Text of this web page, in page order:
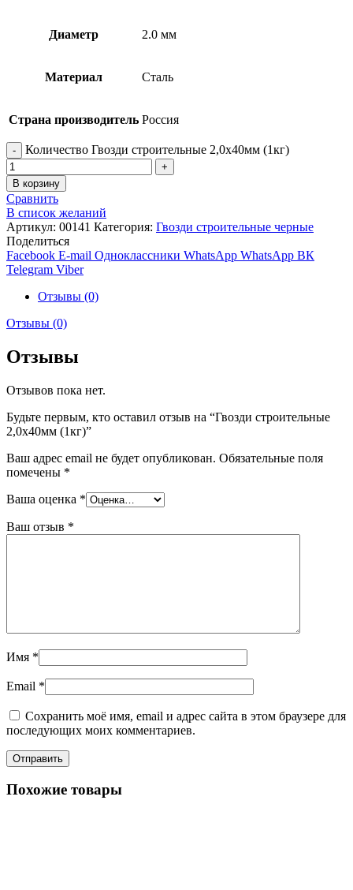
Диаметр 2.0 мм
Материал Сталь
Страна производитель Россия
Количество Гвозди строительные 2,0х40мм (1кг)
В корзину
Сравнить
В список желаний
Артикул: 00141 Категория: Гвозди строительные черные
Поделиться
Facebook E-mail Одноклассники WhatsApp WhatsApp ВК
Telegram Viber
Отзывы (0)
Отзывы (0)
Отзывы
Отзывов пока нет.
Будьте первым, кто оставил отзыв на “Гвозди строительные
2,0х40мм (1кг)”
Ваш адрес email не будет опубликован. Обязательные поля
помечены *
Ваша оценка *
Ваш отзыв *
Имя *
Email *
Сохранить моё имя, email и адрес сайта в этом браузере для
последующих моих комментариев.
Похожие товары